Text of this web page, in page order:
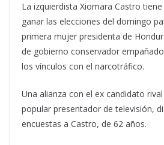
La izquierdista Xiomara Castro
ganar las elecciones del domingo
primera mujer presidenta de
de gobierno conservador
los vínculos con el narcotráfico.
Una alianza con el ex candidato
popular presentador de televisión,
encuestas a Castro, de 62 años.